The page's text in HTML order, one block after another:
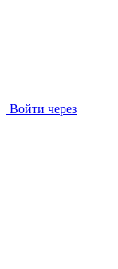
Войти через